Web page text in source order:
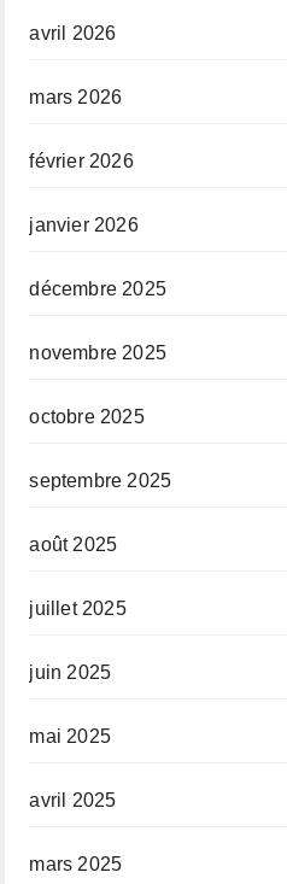
avril 2026
mars 2026
février 2026
janvier 2026
décembre 2025
novembre 2025
octobre 2025
septembre 2025
août 2025
juillet 2025
juin 2025
mai 2025
avril 2025
mars 2025